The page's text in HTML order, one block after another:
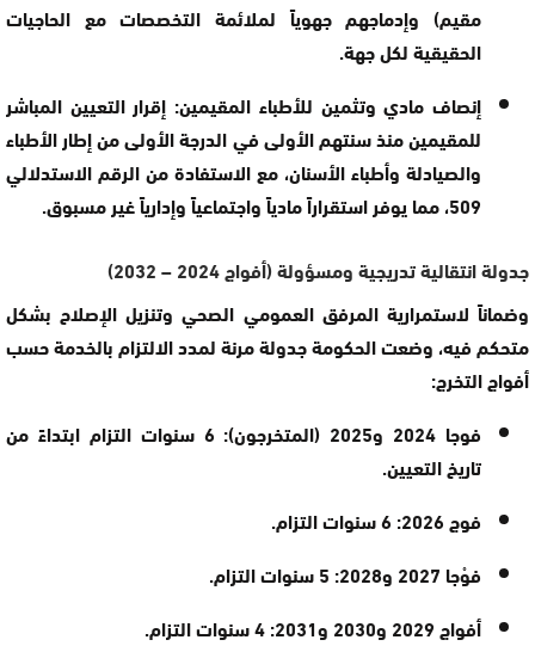
مقيم) وإدماجهم جهوياً لملائمة التخصصات مع الحاجيات
الحقيقية لكل جهة.
إنصاف مادي وتثمين للأطباء المقيمين: إقرار التعيين المباشر
للمقيمين منذ سنتهم الأولى في الدرجة الأولى من إطار الأطباء
والصيادلة وأطباء الأسنان، مع الاستفادة منالرقم الاستدلالي
509، مما يوفر استقراراً مادياً واجتماعياً وإدارياً غير مسبوق.
جدولة انتقالية تدريجية ومسؤولة (أفواج 2024 – 2032)
وضماناً لاستمرارية المرفق العمومي الصحي وتنزيل الإصلاح بشكل
متحكم فيه، وضعت الحكومة جدولة مرنة لمدد الالتزام بالخدمة حسب
أفواج التخرج:
فوجا 2024 و2025 (المتخرجون):
6 سنوات التزام ابتداءً من
تاريخ التعيين.
فوج 2026:
فوْجا 2027 و2028:
أفواج 2029 و2030 و2031: